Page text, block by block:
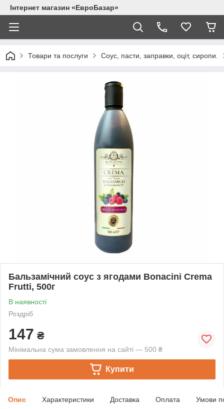
Інтернет магазин «ЕвроБазар»
Товари та послуги Соус, пасти, заправки, оціт, сиропи.
Бальзамічний соус з ягодами Bonacini Crema
Frutti, 500г
В наявності
Роздріб
147 ₴
Мінімальна сума замовлення на сайті — 500 ₴
Купити
Опис Характеристики Доставка Оплата Умови